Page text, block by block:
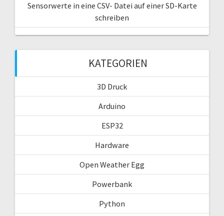
Sensorwerte in eine CSV- Datei auf einer SD-Karte
schreiben
KATEGORIEN
3D Druck
Arduino
ESP32
Hardware
Open Weather Egg
Powerbank
Python